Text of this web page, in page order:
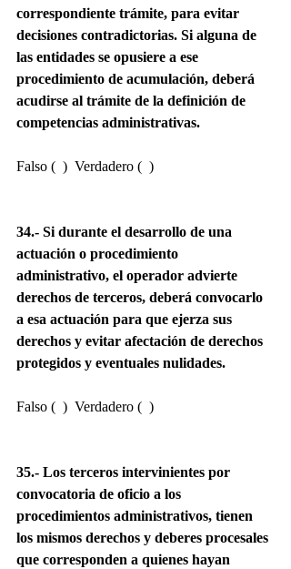
correspondiente trámite, para evitar
decisiones contradictorias. Si alguna de
las entidades se opusiere a ese
procedimiento de acumulación, deberá
acudirse al trámite de la definición de
competencias administrativas.
Falso (  )  Verdadero (  )
34.- Si durante el desarrollo de una
actuación o procedimiento
administrativo, el operador advierte
derechos de terceros, deberá convocarlo
a esa actuación para que ejerza sus
derechos y evitar afectación de derechos
protegidos y eventuales nulidades.
Falso (  )  Verdadero (  )
35.- Los terceros intervinientes por
convocatoria de oficio a los
procedimientos administrativos, tienen
los mismos derechos y deberes procesales
que corresponden a quienes hayan